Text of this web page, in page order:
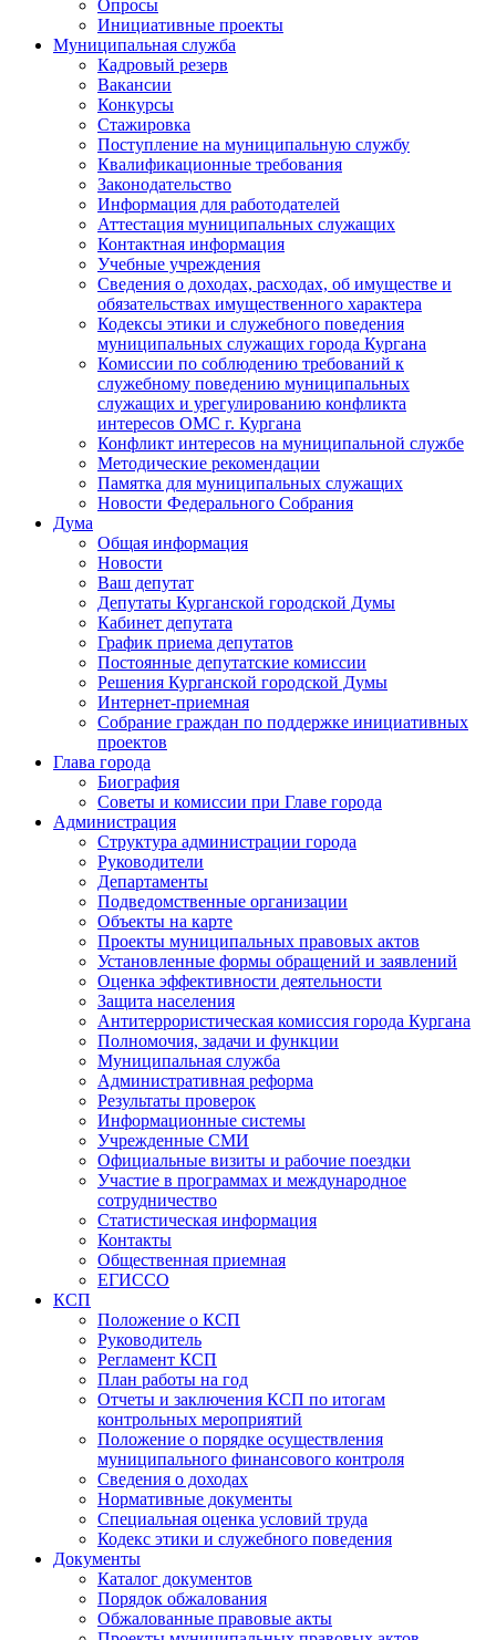
Опросы
Инициативные проекты
Муниципальная служба
Кадровый резерв
Вакансии
Конкурсы
Стажировка
Поступление на муниципальную службу
Квалификационные требования
Законодательство
Информация для работодателей
Аттестация муниципальных служащих
Контактная информация
Учебные учреждения
Сведения о доходах, расходах, об имуществе и
обязательствах имущественного характера
Кодексы этики и служебного поведения
муниципальных служащих города Кургана
Комиссии по соблюдению требований к
служебному поведению муниципальных
служащих и урегулированию конфликта
интересов ОМС г. Кургана
Конфликт интересов на муниципальной службе
Методические рекомендации
Памятка для муниципальных служащих
Новости Федерального Cобрания
Дума
Общая информация
Новости
Ваш депутат
Депутаты Курганской городской Думы
Кабинет депутата
График приема депутатов
Постоянные депутатские комиссии
Решения Курганской городской Думы
Интернет-приемная
Собрание граждан по поддержке инициативных
проектов
Глава города
Биография
Советы и комиссии при Главе города
Администрация
Структура администрации города
Руководители
Департаменты
Подведомственные организации
Объекты на карте
Проекты муниципальных правовых актов
Установленные формы обращений и заявлений
Оценка эффективности деятельности
Защита населения
Антитеррористическая комиссия города Кургана
Полномочия, задачи и функции
Муниципальная служба
Административная реформа
Результаты проверок
Информационные системы
Учрежденные СМИ
Официальные визиты и рабочие поездки
Участие в программах и международное
сотрудничество
Статистическая информация
Контакты
Общественная приемная
ЕГИССО
КСП
Положение о КСП
Руководитель
Регламент КСП
План работы на год
Отчеты и заключения КСП по итогам
контрольных мероприятий
Положение о порядке осуществления
муниципального финансового контроля
Сведения о доходах
Нормативные документы
Специальная оценка условий труда
Кодекс этики и служебного поведения
Документы
Каталог документов
Порядок обжалования
Обжалованные правовые акты